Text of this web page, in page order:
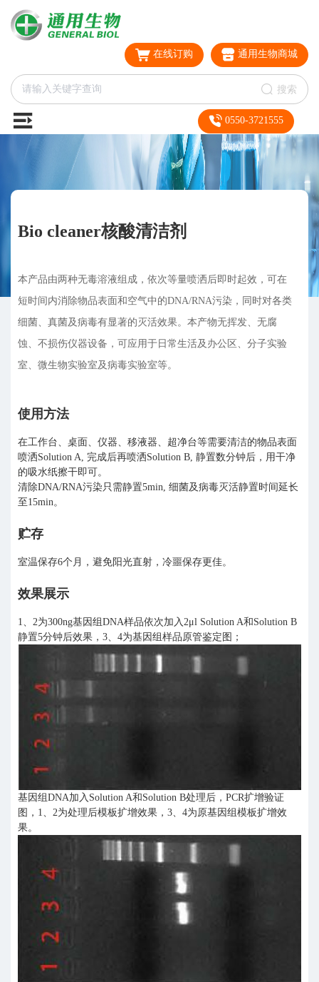
在线订购 通用生物商城
搜索
0550-3721555
Bio cleaner核酸清洁剂
本产品由两种无毒溶液组成，依次等量喷洒后即时起效，可在
短时间内消除物品表面和空气中的DNA/RNA污染，同时对各类
细菌、真菌及病毒有显著的灭活效果。本产物无挥发、无腐
蚀、不损伤仪器设备，可应用于日常生活及办公区、分子实验
室、微生物实验室及病毒实验室等。
使用方法
在工作台、桌面、仪器、移液器、超净台等需要清洁的物品表面
喷洒Solution A, 完成后再喷洒Solution B, 静置数分钟后，用干净
的吸水纸擦干即可。
清除DNA/RNA污染只需静置5min, 细菌及病毒灭活静置时间延长
至15min。
贮存
室温保存6个月，避免阳光直射，冷噩保存更佳。
效果展示
1、2为300ng基因组DNA样品依次加入2μl Solution A和Solution B
静置5分钟后效果，3、4为基因组样品原管鉴定图；
基因组DNA加入Solution A和Solution B处理后，PCR扩增验证
图，1、2为处理后模板扩增效果，3、4为原基因组模板扩增效
果。